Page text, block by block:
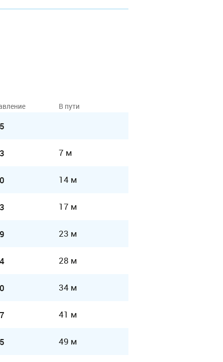
В пути
7 м
14 м
17 м
23 м
28 м
34 м
41 м
49 м